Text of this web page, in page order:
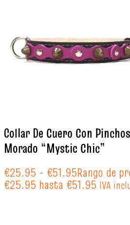
Collar De Cuero Con
Morado “Mystic Chic”
€25.95 - €51.95Rango de
€25.95 hasta €51.95 IVA